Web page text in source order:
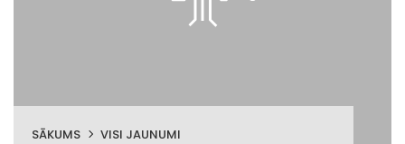
SĀKUMS VISI JAUNUMI